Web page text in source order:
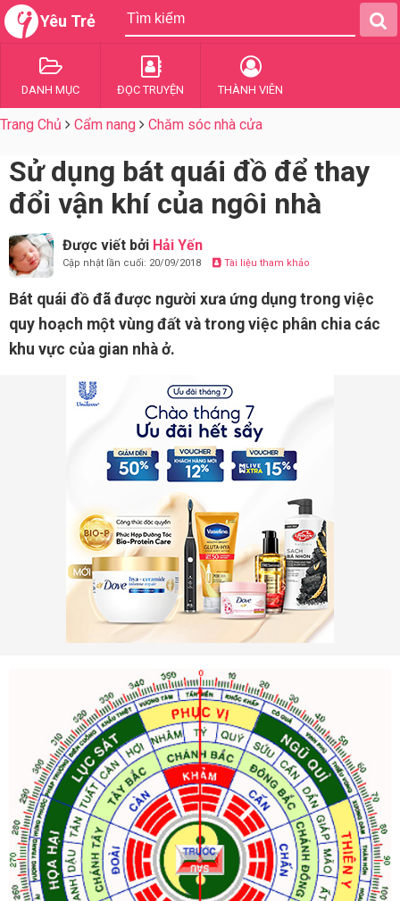
Yêu Trẻ
DANH MỤC ĐỌC TRUYỆN THÀNH VIÊN
Trang Chủ Cẩm nang Chăm sóc nhà cửa
Sử dụng bát quái đồ để thay
đổi vận khí của ngôi nhà
Được viết bởi Hải Yến
Cập nhật lần cuối: 20/09/2018 Tài liệu tham khảo
Bát quái đồ đã được người xưa ứng dụng trong việc
quy hoạch một vùng đất và trong việc phân chia các
khu vực của gian nhà ở.